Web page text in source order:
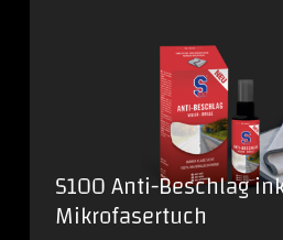
S100 Anti-Beschlag
Mikrofasertuch